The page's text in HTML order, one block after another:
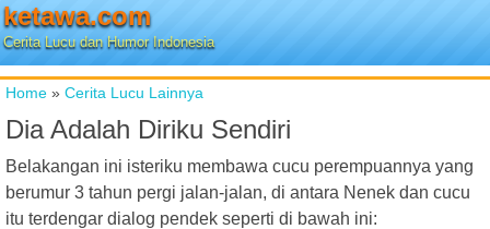
ketawa.com
Cerita Lucu dan Humor Indonesia
Home » Cerita Lucu Lainnya
Dia Adalah Diriku Sendiri
Belakangan ini isteriku membawa cucu perempuannya yang
berumur 3 tahun pergi jalan-jalan, di antara Nenek dan cucu
itu terdengar dialog pendek seperti di bawah ini: